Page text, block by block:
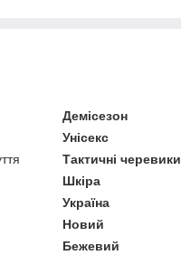
Демісезон
Унісекс
Тактичні черевики
Шкіра
Україна
Новий
Бежевий